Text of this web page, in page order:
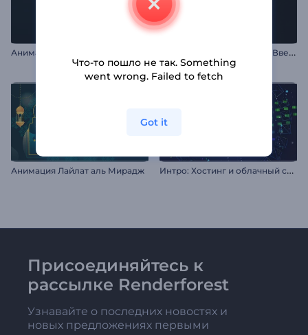
Анимация лого: Яркий распад П
раво и справедливость: Введение
Анимация Лайлат аль Мирадж И
нтро: Хостинг и облачный сервис
Присоединяйтесь к
рассылке Renderforest
Узнавайте о последних новостях и
новых предложениях первыми
Что-то пошло не так. Something
went wrong. Failed to fetch
Got it